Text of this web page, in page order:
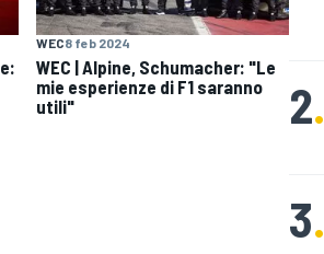
WEC8 feb 2024
WEC | Alpine, Schumacher: "Le
mie esperienze di F1 saranno
utili"
2.
3.